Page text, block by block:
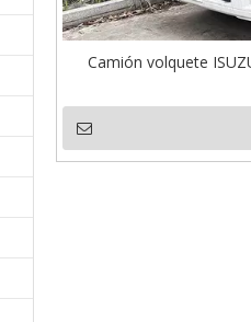
Camión volquete